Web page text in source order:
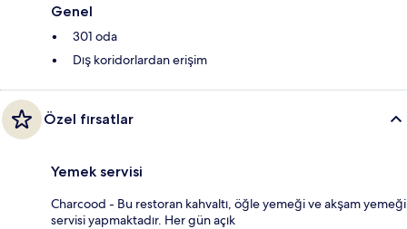
Genel
301 oda
Dış koridorlardan erişim
Özel fırsatlar
Yemek servisi
Charcood - Bu restoran kahvaltı, öğle yemeği ve akşam yemeği
servisi yapmaktadır. Her gün açık